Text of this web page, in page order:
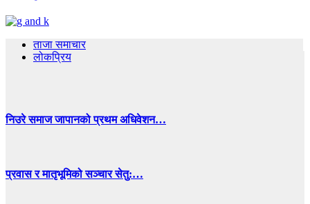
ताजा समाचार
लोकप्रिय
निउरे समाज जापानको प्रथम अधिवेशन…
प्रवास र मातृभूमिको सञ्चार सेतु:…